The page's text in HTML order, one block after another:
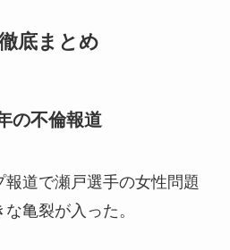
底まとめ
の不倫報道
道で瀬戸選手の女性問題
亀裂が入った。